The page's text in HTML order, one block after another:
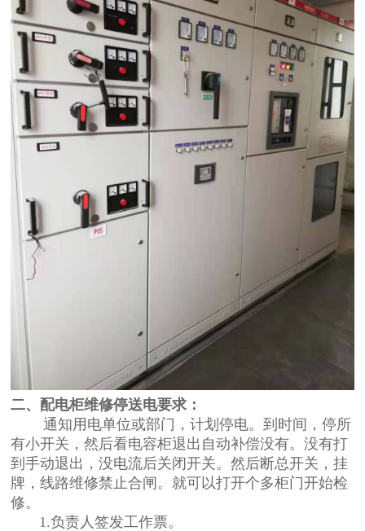
二、配电柜维修停送电要求：
通知用电单位或部门，计划停电。到时间，停所
有小开关，然后看电容柜退出自动补偿没有。没有打
到手动退出，没电流后关闭开关。然后断总开关，挂
牌，线路维修禁止合闸。就可以打开个多柜门开始检
修。
1.负责人签发工作票。